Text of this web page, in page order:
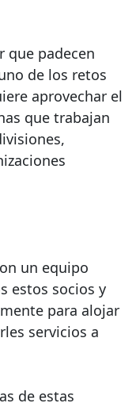
que padecen
de los retos
aprovechar el
que trabajan
un equipo
estos socios y
para alojar
servicios a
de estas